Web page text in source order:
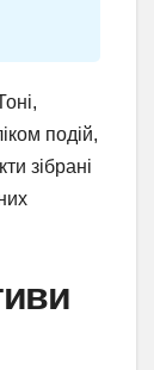
подій,
зібрані